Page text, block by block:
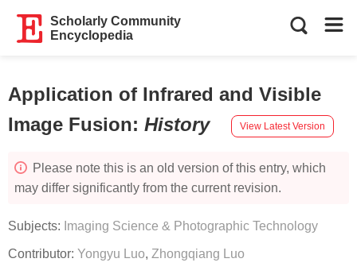
Scholarly Community
Encyclopedia
Application of Infrared and Visible
Image Fusion: History View Latest Version
Please note this is an old version of this entry, which
may differ significantly from the current revision.
Subjects: Imaging Science & Photographic Technology
Contributor: Yongyu Luo, Zhongqiang Luo